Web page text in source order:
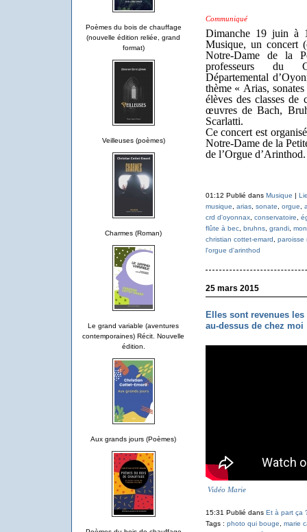
Poèmes du bois de chauffage
(nouvelle édition reliée, grand
format)
Veilleuses (poèmes)
Charmes (Roman)
Le grand variable (aventures
contemporaines) Récit. Nouvelle
édition.
Aux grands jours (Poèmes)
Communiqué
Dimanche 19 juin à
Musique, un concert
Notre-Dame de la
professeurs du
Départemental
thème « Arias,
élèves des classes
œuvres de Bach,
Scarlatti.
Ce concert est
Notre-Dame de la
de lʼOrgue dʼArinthod.
01:12 Publié dans Musique |
musique
arias, sonate orgue
crd d'oyonnax, conservatoire
flûte à bec, bruhns, grandi,
christian cottet-emard
paroisse
l'orgue d'arinthod
25 mars 2015
Elles sont revenues
au-dessus de chez moi
Vidéo Marie
15:31 Publié dans Et à part ça
Tags : photo qui bouge
marie